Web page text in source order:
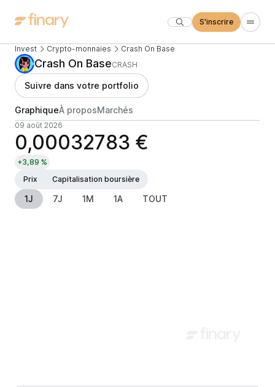
S'inscrire
Invest Crypto-monnaies Crash On Base
Crash On BaseCRASH
Suivre dans votre portfolio
GraphiqueÀ proposMarchés
09 août 2026
0,00032783 €
+3,89 %
Prix
Capitalisation boursière
1J 7J 1M 1A TOUT